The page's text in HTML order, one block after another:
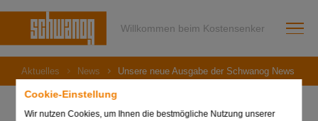
Cookie-Einstellung
Wir nutzen Cookies, um Ihnen die bestmögliche Nutzung unserer
Willkommen beim Kostensenker
Aktuelles News Unsere neue Ausgabe der Schwanog News ist